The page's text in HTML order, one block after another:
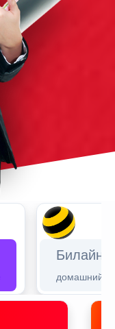
Билайн
домашний